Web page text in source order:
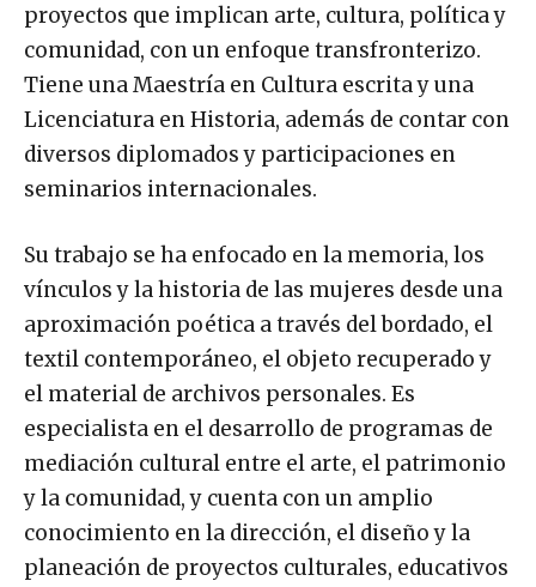
proyectos que implican arte, cultura, política y
comunidad, con un enfoque transfronterizo.
Tiene una Maestría en Cultura escrita y una
Licenciatura en Historia, además de contar con
diversos diplomados y participaciones en
seminarios internacionales.
Su trabajo se ha enfocado en la memoria, los
vínculos y la historia de las mujeres desde una
aproximación poética a través del bordado, el
textil contemporáneo, el objeto recuperado y
el material de archivos personales. Es
especialista en el desarrollo de programas de
mediación cultural entre el arte, el patrimonio
y la comunidad, y cuenta con un amplio
conocimiento en la dirección, el diseño y la
planeación de proyectos culturales, educativos